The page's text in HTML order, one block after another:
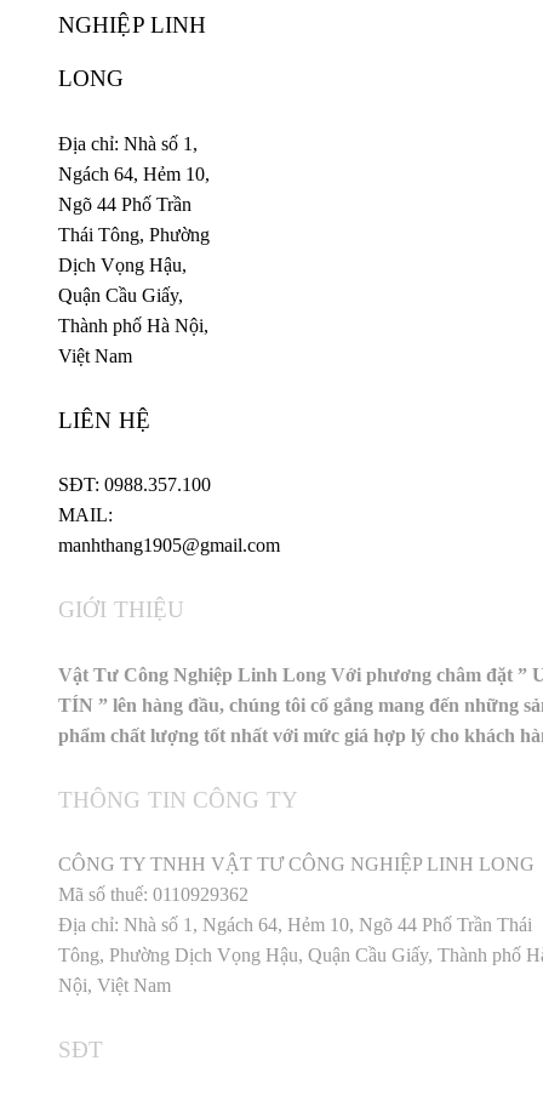
NGHIỆP LINH
LONG
Địa chỉ: Nhà số 1,
Ngách 64, Hẻm 10,
Ngõ 44 Phố Trần
Thái Tông, Phường
Dịch Vọng Hậu,
Quận Cầu Giấy,
Thành phố Hà Nội,
Việt Nam
LIÊN HỆ
SĐT: 0988.357.100
MAIL:
manhthang1905@gmail.com
GIỚI THIỆU
Vật Tư Công Nghiệp Linh Long Với phương châm đặt ”
TÍN ” lên hàng đầu, chúng tôi cố gắng mang đến những
phẩm chất lượng tốt nhất với mức giá hợp lý cho khách
THÔNG TIN CÔNG TY
CÔNG TY TNHH VẬT TƯ CÔNG NGHIỆP LINH LONG
Mã số thuế: 0110929362
Địa chỉ: Nhà số 1, Ngách 64, Hẻm 10, Ngõ 44 Phố Trần Thái
Tông, Phường Dịch Vọng Hậu, Quận Cầu Giấy, Thành phố
Nội, Việt Nam
SĐT